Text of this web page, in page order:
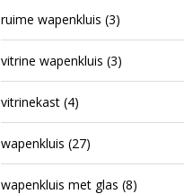
ruime wapenkluis (3)
vitrine wapenkluis (3)
vitrinekast (4)
wapenkluis (27)
wapenkluis met glas (8)